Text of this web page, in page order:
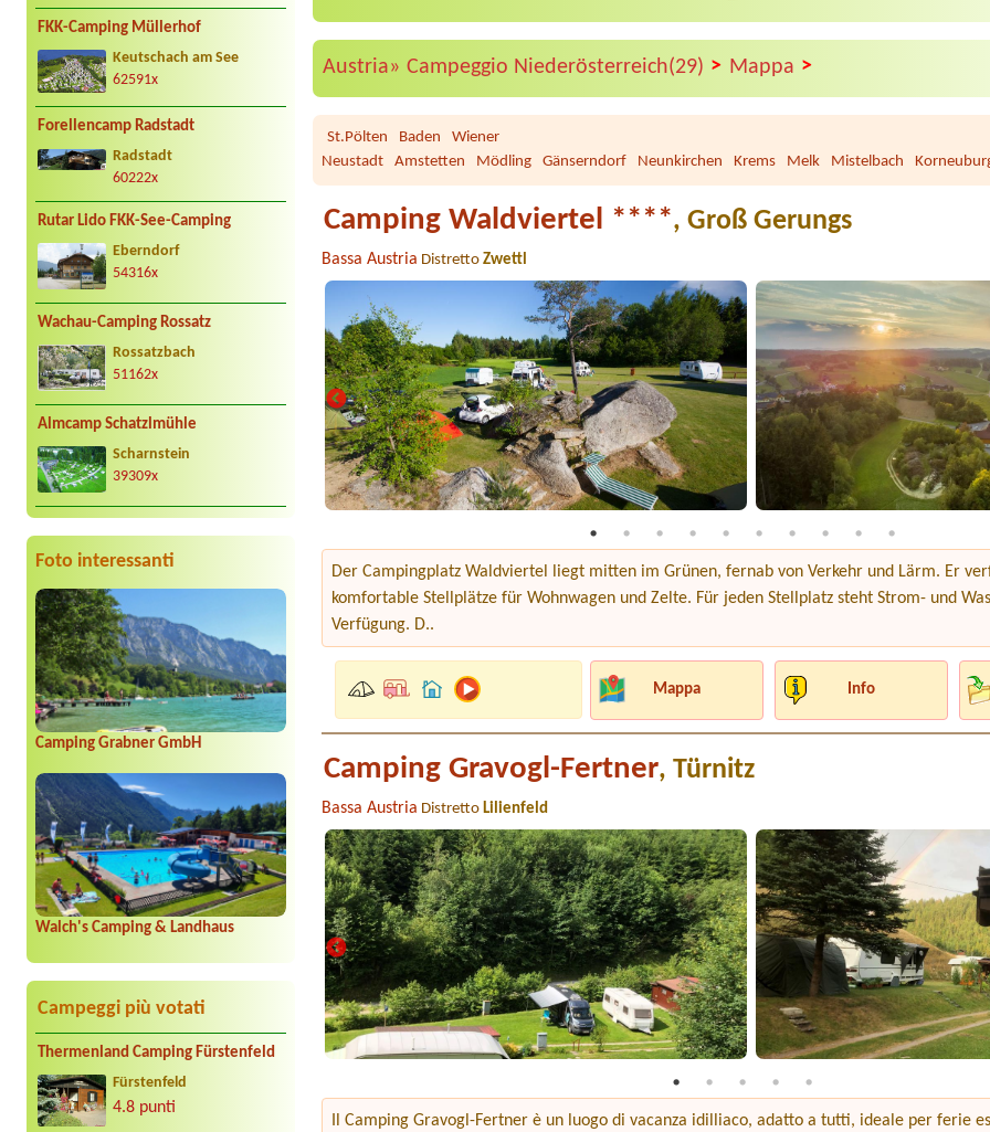
FKK-Camping Müllerhof
Keutschach am See
62591x
Forellencamp Radstadt
Radstadt
60222x
Rutar Lido FKK-See-Camping
Eberndorf
54316x
Wachau-Camping Rossatz
Rossatzbach
51162x
Almcamp Schatzlmühle
Scharnstein
39309x
Foto interessanti
Camping Grabner GmbH
Walch's Camping & Landhaus
Campeggi più votati
Thermenland Camping Fürstenfeld
Fürstenfeld
4.8 punti
Austria» Campeggio Niederösterreich(29) > Mappa >
St.Pölten Baden
Wiener
Neustadt
Amstetten Mödling Gänserndorf Neunkirchen Krems Melk Mistelbach
Camping Waldviertel ****, Groß Gerungs
Bassa Austria Distretto Zwettl
Der Campingplatz Waldviertel liegt mitten im Grünen, fernab von Verkehr und Lärm. Er
komfortable Stellplätze für Wohnwagen und Zelte. Für jeden Stellplatz steht Strom- und
Verfügung. D..
Mappa Info
Camping Gravogl-Fertner, Türnitz
Bassa Austria Distretto Lilienfeld
Il Camping Gravogl-Fertner è un luogo di vacanza idilliaco, adatto a tutti, ideale per ferie